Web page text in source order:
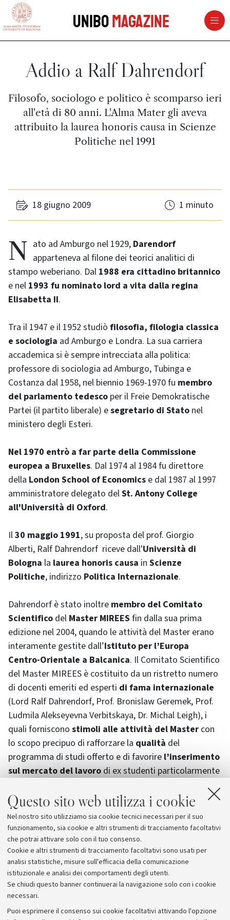
Questo sito web utilizza i cookie
Nel nostro sito utilizziamo sia cookie tecnici necessari per il suo
funzionamento, sia cookie e altri strumenti di tracciamento facoltativi
che potrai attivare solo con il tuo consenso.
Cookie e altri strumenti di tracciamento facoltativi sono usati per
analisi statistiche, misure sull'efficacia della comunicazione
istituzionale e analisi dei comportamenti degli utenti.
Se chiudi questo banner continuerai la navigazione solo con i cookie
necessari.
Puoi esprimere il consenso sui cookie facoltativi attivando l'opzione
vai al contenuto della pagina
UniboMagazine
Addio a Ralf Dahrendorf
Filosofo, sociologo e politico è scomparso ieri
all'età di 80 anni. L'Alma Mater gli aveva
attribuito la laurea honoris causa in Scienze
Politiche nel 1991
18 giugno 2009 1 minuto
Nato ad Amburgo nel 1929, Darendorf
apparteneva al filone dei teorici analitici di
stampo weberiano. Dal 1988 era cittadino britannico
e nel 1993 fu nominato lord a vita dalla regina
Elisabetta II.
Tra il 1947 e il 1952 studiò filosofia, filologia classica
e sociologia ad Amburgo e Londra. La sua carriera
accademica si è sempre intrecciata alla politica:
professore di sociologia ad Amburgo, Tubinga e
Costanza dal 1958, nel biennio 1969-1970 fu membro
del parlamento tedesco per il Freie Demokratische
Partei (il partito liberale) esegretario di Stato nel
ministero degli Esteri.
Nel 1970 entrò a far parte della Commissione
europea a Bruxelles. Dal 1974 al 1984 fu direttore
della London School of Economics e dal 1987 al 1997
amministratore delegato delSt. Antony College
all'Università di Oxford.
Il30 maggio 1991, su proposta del prof. Giorgio
Alberti, Ralf Dahrendorf riceve dall'Università di
Bologna la laurea honoris causa in Scienze
Politiche, indirizzo Politica Internazionale.
Dahrendorf è stato inoltre membro del Comitato
Scientifico del Master MIREES fin dalla sua prima
edizione nel 2004, quando le attività del Master erano
interamente gestite dall’Istituto per l’Europa
Centro-Orientale a Balcanica. Il Comitato Scientifico
del Master MIREES è costituito da un ristretto numero
di docenti emeriti ed esperti di fama internazionale
(Lord Ralf Dahrendorf, Prof. Bronislaw Geremek, Prof.
Ludmila Alekseyevna Verbitskaya, Dr. Michal Leigh), i
quali forniscono stimoli alle attività del Master con
lo scopo precipuo di rafforzare la qualità del
programma di studi offerto e di favorire l’inserimento
sul mercato del lavorodi ex studenti particolarmente
LordDahrendorfera anche uno dei più eminenti
membri delloEurope and the Balkans International
Netwrok.
Archivio